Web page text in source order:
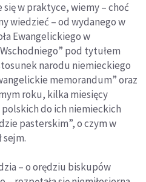
w praktyce, wiemy – choć
wiedzieć – od wydanego w
Ewangelickiego w
pod tytułem
narodu niemieckiego
memorandum” oraz
roku, kilka miesięcy
do ich niemieckich
pasterskim”, o czym w
sejm.
– o orędziu biskupów